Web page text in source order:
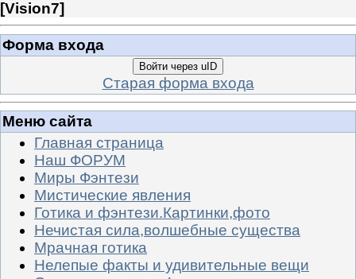
[Vision7]
Форма входа
Войти через uID
Старая форма входа
Меню сайта
Главная страница
Наш ФОРУМ
Миры Фэнтези
Мистические явления
Готика и фэнтези.Картинки,фото
Нечистая сила,волшебные существа
Мрачная готика
Нелепые факты и удивительные вещи